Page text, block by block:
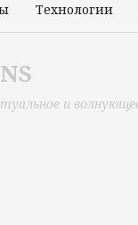
Технологии
и